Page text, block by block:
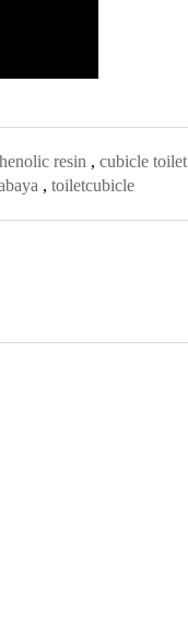
resin , cubicle toilet
, toiletcubicle